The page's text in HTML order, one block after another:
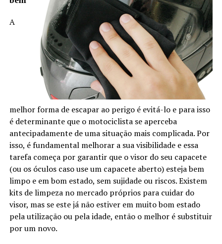
A
melhor forma de escapar ao perigo é evitá-lo e para isso
é determinante que o motociclista se aperceba
antecipadamente de uma situação mais complicada. Por
isso, é fundamental melhorar a sua visibilidade e essa
tarefa começa por garantir que o visor do seu capacete
(ou os óculos caso use um capacete aberto) esteja bem
limpo e em bom estado, sem sujidade ou riscos. Existem
kits de limpeza no mercado próprios para cuidar do
visor, mas se este já não estiver em muito bom estado
pela utilização ou pela idade, então o melhor é substituir
por um novo.